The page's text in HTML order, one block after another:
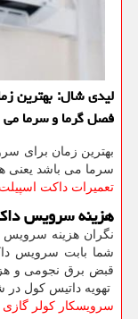
لیدی شال: بهترین
فصل گرما و سرما می باشد
بهترین زمان برای
سرما می باشد یعنی هر ۶ ماه
تعمیرات داکت اسپیلت
هزینه سرویس
نگران هزینه سرویس
شما بابت سرویس
قبض برق نجومی و
تهویه داتیس کول
سرویسکار کولر گازی